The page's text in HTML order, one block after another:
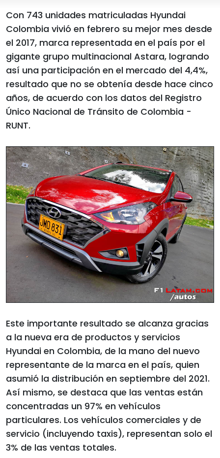
Con 743 unidades matriculadas Hyundai
Colombia vivió en febrero su mejor mes desde
el 2017, marca representada en el país por el
gigante grupo multinacional Astara, logrando
así una participación en el mercado del 4,4%,
resultado que no se obtenía desde hace cinco
años, de acuerdo con los datos del Registro
Único Nacional de Tránsito de Colombia -
RUNT.
Este importante resultado se alcanza gracias
a la nueva era de productos y servicios
Hyundai en Colombia, de la mano del nuevo
representante de la marca en el país, quien
asumió la distribución en septiembre del 2021.
Así mismo, se destaca que las ventas están
concentradas un 97% en vehículos
particulares. Los vehículos comerciales y de
servicio (incluyendo taxis), representan solo el
3% de las ventas totales.